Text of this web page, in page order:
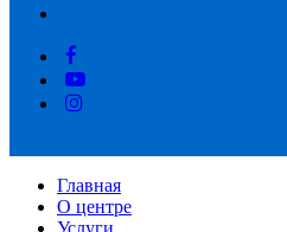
Главная
О центре